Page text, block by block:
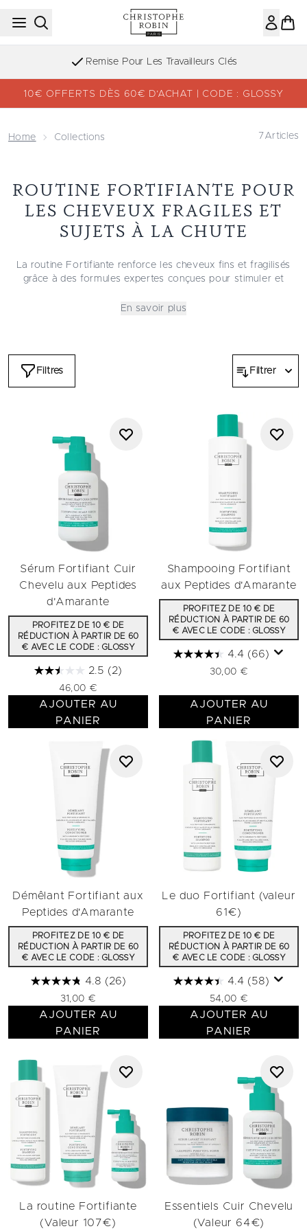
Passer au contenu principal
Remise Pour Les Travailleurs Clés
10€ OFFERTS DÈS 60€ D’ACHAT | CODE : GLOSSY
Home Collections 7 Articles
ROUTINE FORTIFIANTE POUR
LES CHEVEUX FRAGILES ET
SUJETS À LA CHUTE
La routine Fortifiante renforce les cheveux fins et fragilisés
grâce à des formules expertes conçues pour stimuler et
shampooingléger, un
et les longueurs. Les textures restent légères et raffinées,
préservant le mouvement naturel tout en aidant à densifier, à
En savoir plus
Filtres Filtrer
Sérum Fortifiant Cuir
Chevelu aux Peptides
d'Amarante
PROFITEZ DE 10 € DE
RÉDUCTION À PARTIR DE 60
€ AVEC LE CODE : GLOSSY
2.5 (2)
46,00 €
AJOUTER AU
PANIER
Shampooing Fortifiant
aux Peptides d'Amarante
PROFITEZ DE 10 € DE
RÉDUCTION À PARTIR DE 60
€ AVEC LE CODE : GLOSSY
4.4 (66)
30,00 €
AJOUTER AU
PANIER
Démêlant Fortifiant aux
Peptides d'Amarante
PROFITEZ DE 10 € DE
RÉDUCTION À PARTIR DE 60
€ AVEC LE CODE : GLOSSY
4.8 (26)
31,00 €
AJOUTER AU
PANIER
Le duo Fortifiant (valeur
61€)
PROFITEZ DE 10 € DE
RÉDUCTION À PARTIR DE 60
€ AVEC LE CODE : GLOSSY
4.4 (58)
54,00 €
AJOUTER AU
PANIER
La routine Fortifiante
(Valeur 107€)
Essentiels Cuir Chevelu
(Valeur 64€)